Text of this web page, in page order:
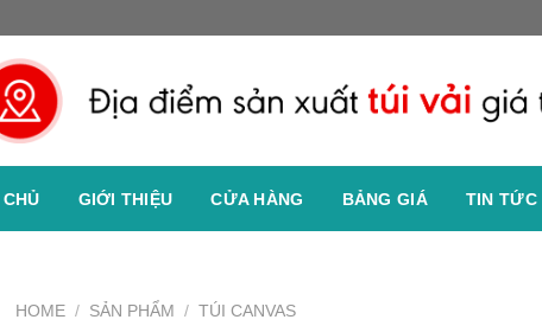
GIỚI THIỆU CỬA HÀNG BẢNG GIÁ TIN TỨC
HOME / SẢN PHẨM / TÚI CANVAS